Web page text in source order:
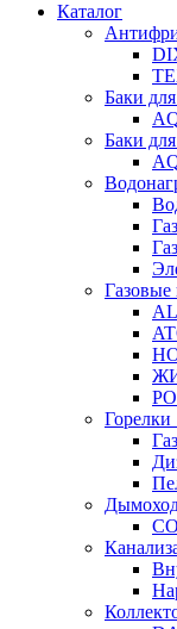
Каталог
Баки
Баки
Газовые
Горелки